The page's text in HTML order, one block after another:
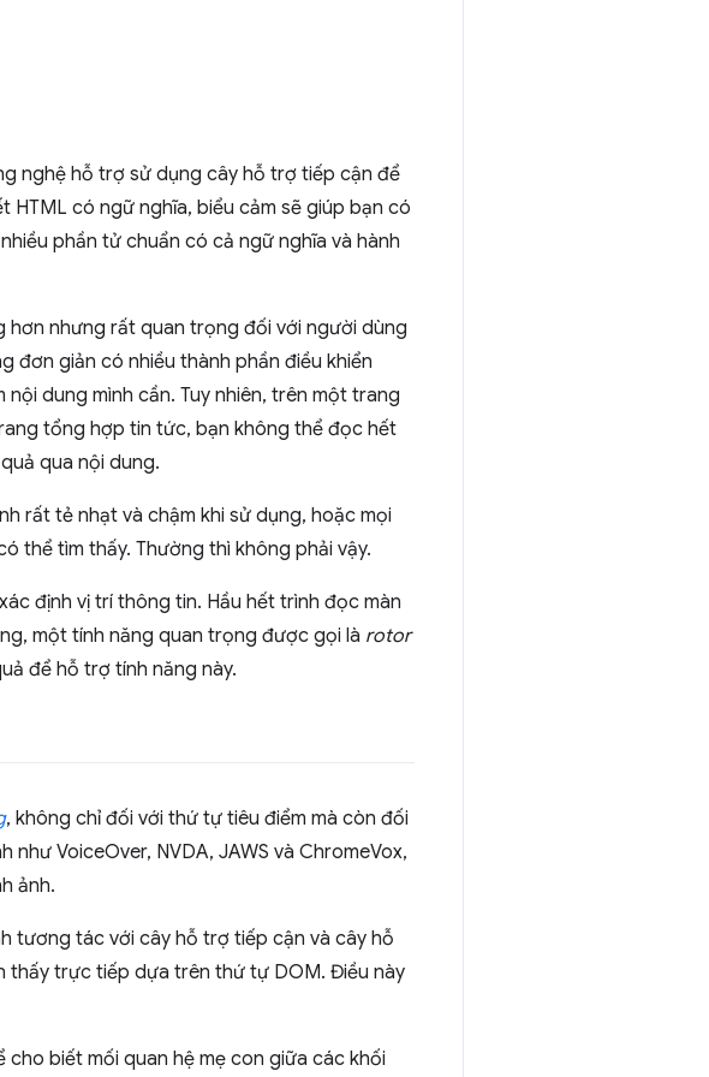
nghệ hỗ trợ sử dụng cây hỗ trợ tiếp cận để
có ngữ nghĩa, biểu cảm sẽ giúp bạn có
phần tử chuẩn có cả ngữ nghĩa và hành
hơn nhưng rất quan trọng đối với người dùng
đơn giản có nhiều thành phần điều khiển
dung mình cần. Tuy nhiên, trên một trang
tổng hợp tin tức, bạn không thể đọc hết
qua nội dung.
rất tẻ nhạt và chậm khi sử dụng, hoặc mọi
thể tìm thấy. Thường thì không phải vậy.
định vị trí thông tin. Hầu hết trình đọc màn
một tính năng quan trọng được gọi là rotor
để hỗ trợ tính năng này.
, không chỉ đối với thứ tự tiêu điểm mà còn đối
VoiceOver, NVDA, JAWS và ChromeVox,
ảnh.
tương tác với cây hỗ trợ tiếp cận và cây hỗ
thấy trực tiếp dựa trên thứ tự DOM. Điều này
biết mối quan hệ mẹ con giữa các khối